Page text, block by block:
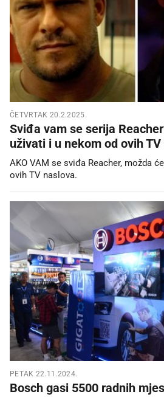
ČETVRTAK 20.2.2025.
Sviđa vam se serija
uživati i u nekom od ovih TV
AKO VAM se sviđa Reacher, možda
ovih TV naslova.
PETAK 22.11.2024.
Bosch gasi 5500 radnih